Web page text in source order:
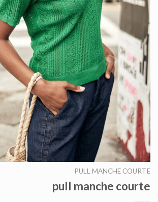
PULL MANCHE COURTE
pull manche courte